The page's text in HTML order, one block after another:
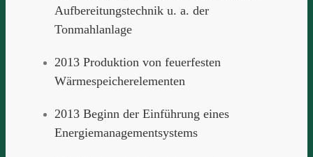
Aufbereitungstechnik u. a. der
Tonmahlanlage
2013 Produktion von feuerfesten
Wärmespeicherelementen
2013 Beginn der Einführung eines
Energiemanagementsystems